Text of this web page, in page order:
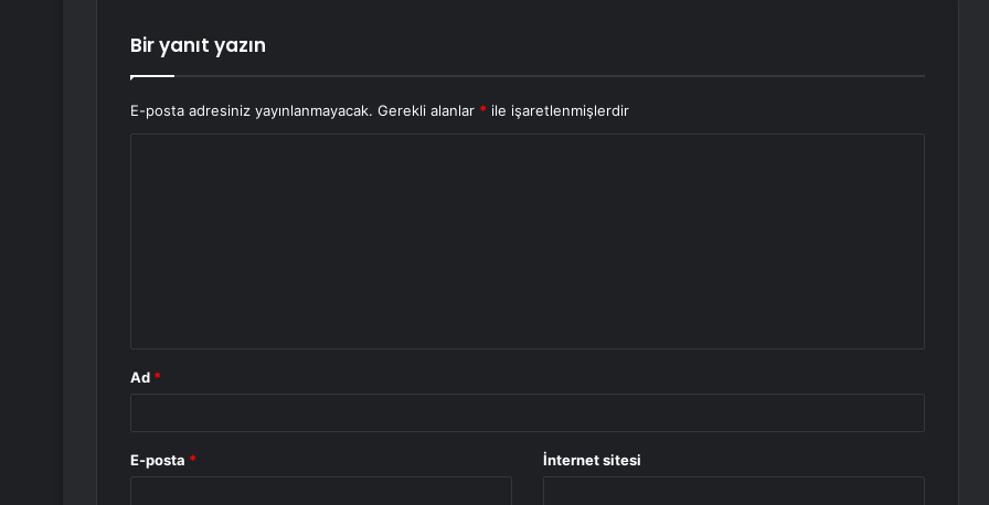
Bir yanıt yazın
E-posta adresiniz yayınlanmayacak. Gerekli alanlar * ile işaretlenmişlerdir
Ad *
E-posta * İnternet sitesi